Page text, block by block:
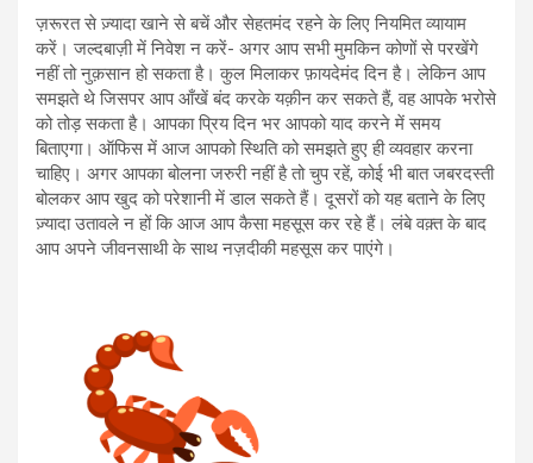
ज़रूरत से ज़्यादा खाने से बचें और सेहतमंद रहने के लिए नियमित व्यायाम
करें। जल्दबाज़ी में निवेश न करें- अगर आप सभी मुमकिन कोणों से परखेंगे
नहीं तो नुक़सान हो सकता है। कुल मिलाकर फ़ायदेमंद दिन है। लेकिन आप
समझते थे जिसपर आप आँखें बंद करके यक़ीन कर सकते हैं, वह आपके भरोसे
को तोड़ सकता है। आपका प्रिय दिन भर आपको याद करने में समय
बिताएगा। ऑफिस में आज आपको स्थिति को समझते हुए ही व्यवहार करना
चाहिए। अगर आपका बोलना जरुरी नहीं है तो चुप रहें, कोई भी बात जबरदस्ती
बोलकर आप खुद को परेशानी में डाल सकते हैं। दूसरों को यह बताने के लिए
ज़्यादा उतावले न हों कि आज आप कैसा महसूस कर रहे हैं। लंबे वक़्त के बाद
आप अपने जीवनसाथी के साथ नज़दीकी महसूस कर पाएंगे।